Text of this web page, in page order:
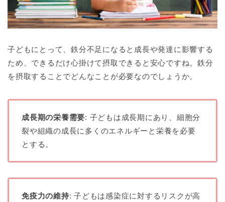
子どもにとって、鉄分不足になると成長や発達に影響する
ため、できるだけ心掛けて摂取できると安心ですね。鉄分
を摂取することでどんなことが必要なのでしょうか。
成長期の栄養需要: 子どもは成長期にあり、細胞分
裂や組織の成長に多くのエネルギーと栄養を必要
とする。
免疫力の維持: 子どもは感染症に対するリスクが高